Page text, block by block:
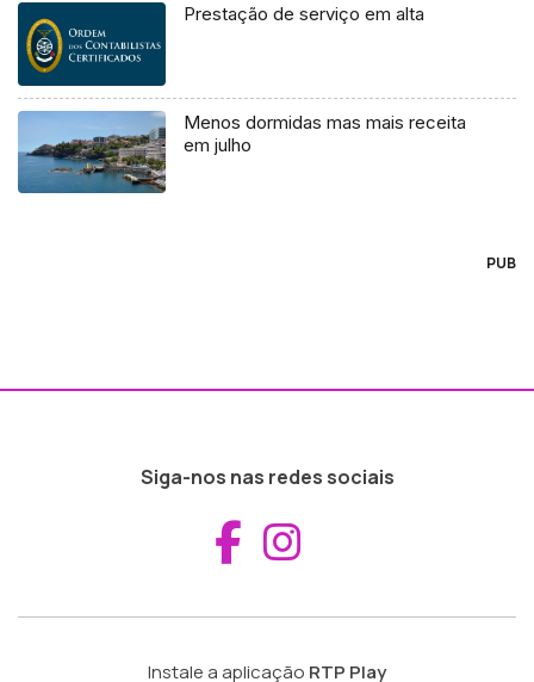
Prestação de serviço em alta
Menos dormidas mas mais receita
em julho
PUB
Siga-nos nas redes sociais
Aceder ao
Instale a aplicação RTP Play